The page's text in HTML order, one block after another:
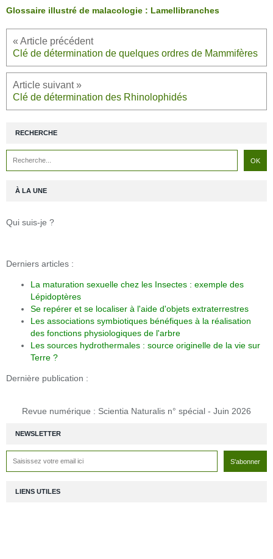
Glossaire illustré de malacologie : Lamellibranches
Clé de détermination de quelques ordres de Mammifères
Clé de détermination des Rhinolophidés
NEWSLETTER
RECHERCHE
À LA UNE
Qui suis-je ?
Derniers articles :
La maturation sexuelle chez les Insectes : exemple des
Lépidoptères
Se repérer et se localiser à l'aide d'objets extraterrestres
Les associations symbiotiques bénéfiques à la réalisation
des fonctions physiologiques de l'arbre
Les sources hydrothermales : source originelle de la vie sur
Terre ?
Dernière publication :
Revue numérique : Scientia Naturalis n° spécial - Juin 2026
LIENS UTILES